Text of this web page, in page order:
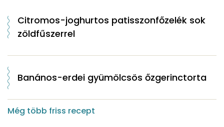
Citromos-joghurtos patisszonfőzelék sok
zöldfűszerrel
Banános-erdei gyümölcsös őzgerinctorta
Még több friss recept